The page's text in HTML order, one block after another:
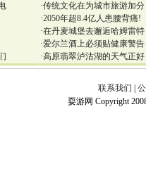
·传统文化在为城市旅游加分
·2050年超8.4亿人患腰背痛!
·在丹麦城堡去邂逅哈姆雷特
·爱尔兰酒上必须贴健康警告
·高原翡翠泸沽湖的天气正好
联系我们
耍游网 Copyright